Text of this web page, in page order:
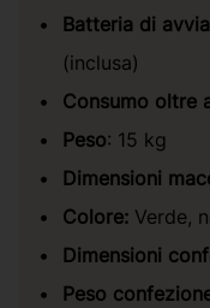
Batteria di
(inclusa)
Consumo oltre
Peso: 15 kg
Dimensioni
Colore: Verde,
Dimensioni
Peso